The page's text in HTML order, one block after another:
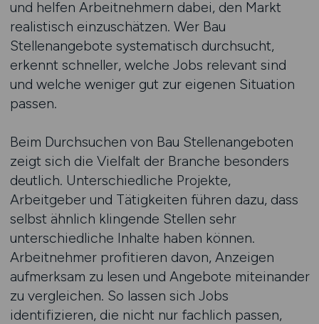
und helfen Arbeitnehmern dabei, den Markt
realistisch einzuschätzen. Wer Bau
Stellenangebote systematisch durchsucht,
erkennt schneller, welche Jobs relevant sind
und welche weniger gut zur eigenen Situation
passen.
Beim Durchsuchen von Bau Stellenangeboten
zeigt sich die Vielfalt der Branche besonders
deutlich. Unterschiedliche Projekte,
Arbeitgeber und Tätigkeiten führen dazu, dass
selbst ähnlich klingende Stellen sehr
unterschiedliche Inhalte haben können.
Arbeitnehmer profitieren davon, Anzeigen
aufmerksam zu lesen und Angebote miteinander
zu vergleichen. So lassen sich Jobs
identifizieren, die nicht nur fachlich passen,